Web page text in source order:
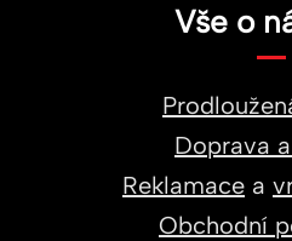
Vše o
Doprava
Reklamace a
Obchodní